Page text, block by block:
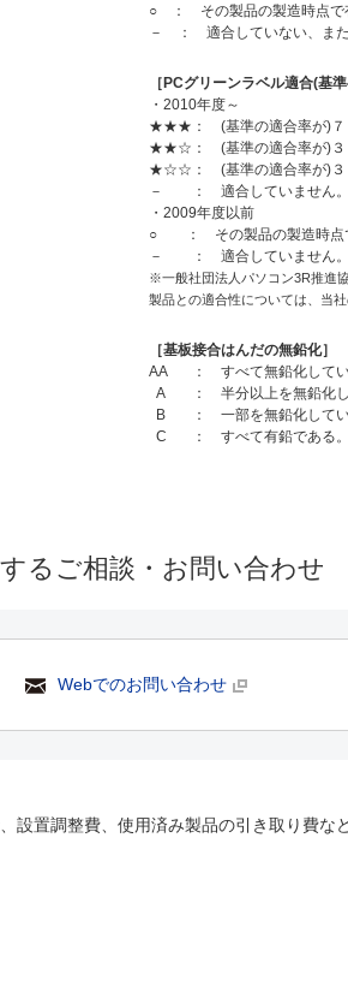
○ ： その製品の製造時点で
－ ： 適合していない、また
［PCグリーンラベル適合(基準
・2010年度～
★★★： (基準の適合率が)７
★★☆： (基準の適合率が)３
★☆☆： (基準の適合率が)３
－ ： 適合していません。
・2009年度以前
○ ： その製品の製造時点で
－ ： 適合していません。
※一般社団法人パソコン3R推進
製品との適合性については、当社
［基板接合はんだの無鉛化］
AA
： すべて無鉛化して
A
： 半分以上を無鉛化
B
： 一部を無鉛化して
C
： すべて有鉛である
るご相談・お問い合わせ
Webでのお問い合わせ
設置調整費、使用済み製品の引き取り費な